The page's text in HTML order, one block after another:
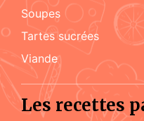
soupes
tartes sucrées
viande
Les recettes